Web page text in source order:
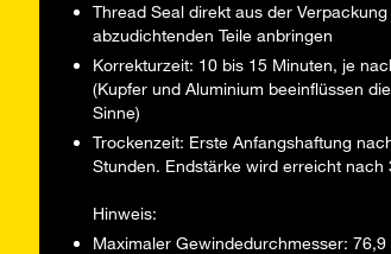
Thread Seal direkt aus der
abzudichtenden Teile anbringen
Korrekturzeit: 10 bis 15 Minuten, je
(Kupfer und Aluminium beeinflüssen
Sinne)
Trockenzeit: Erste Anfangshaftung
Stunden. Endstärke wird erreicht nach
Hinweis:
Maximaler Gewindedurchmesser: 76,9